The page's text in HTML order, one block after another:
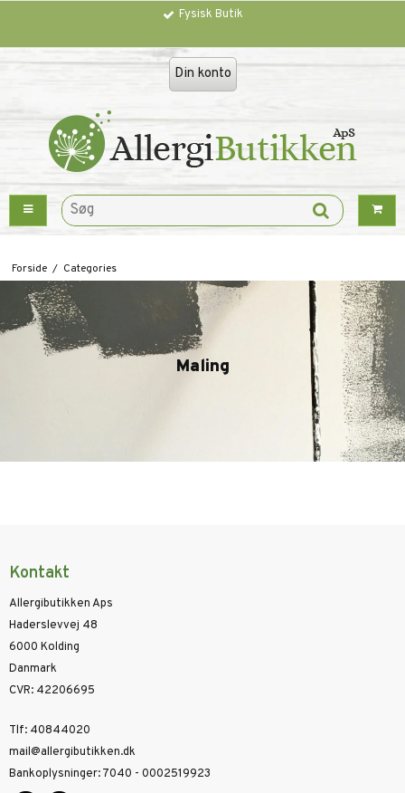
Fysisk Butik
Din konto
Forside / Categories
Maling
Kontakt
Allergibutikken Aps
Haderslevvej 48
6000 Kolding
Danmark
CVR: 42206695
Tlf: 40844020
mail@allergibutikken.dk
Bankoplysninger:7040 - 0002519923